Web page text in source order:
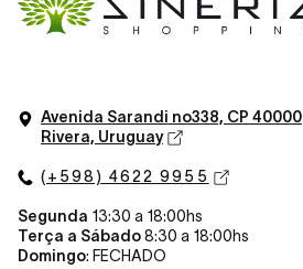
Avenida Sarandi no338, CP 40000
Rivera, Uruguay
(+598) 4622 9955
Segunda 13:30 a 18:00hs
Terça a Sábado8:30 a 18:00hs
Domingo: FECHADO